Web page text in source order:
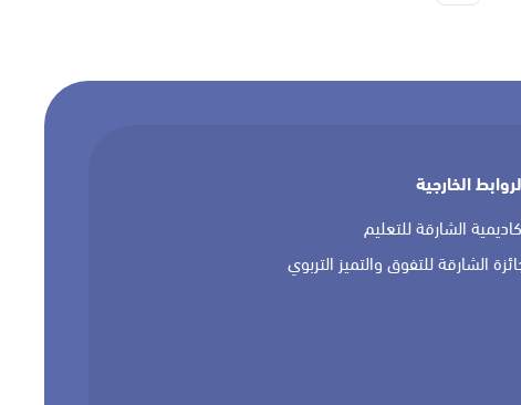
الخارجية
الشارقة للتعليم
الشارقة للتفوق والتميز التربوي